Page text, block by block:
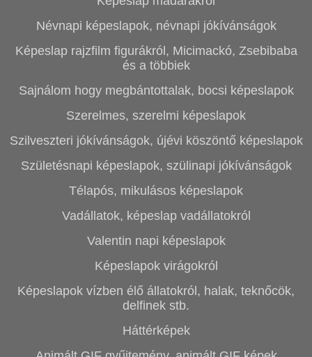
Névnapi képeslapok, névnapi jókívánságok
Képeslap rajzfilm figurákról, Micimackó, Zsebibaba
és a többiek
Sajnálom hogy megbántottalak, bocsi képeslapok
Szerelmes, szerelmi képeslapok
Szilveszteri jókívánságok, újévi köszöntő képeslapok
Születésnapi képeslapok, szülinapi jókívánságok
Télapós, mikulásos képeslapok
Vadállatok, képeslap vadállatokról
Valentin napi képeslapok
Képeslapok virágokról
Képeslapok vízben élő állatokról, halak, teknőcök,
delfinek stb.
Háttérképek